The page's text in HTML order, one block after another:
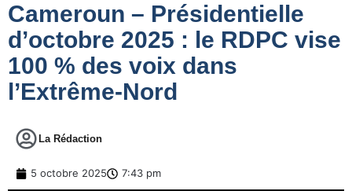
Cameroun – Présidentielle
d’octobre 2025 : le RDPC vise
100 % des voix dans
l’Extrême-Nord
La Rédaction
5 octobre 2025 7:43 pm